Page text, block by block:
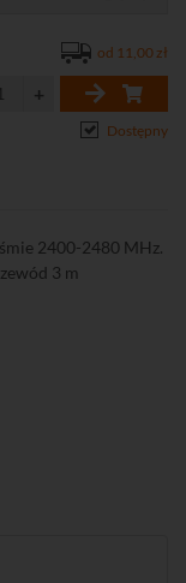
od 11,00 zł
Dostępny
2400-2480 MHz.
3 m